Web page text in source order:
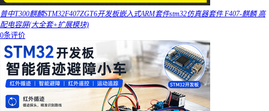
普中T300麒麟STM32F407ZGT6开发板嵌入式ARM套件stm32仿真器套件 F407-麒麟 高
配电容屏(大全套+扩展模块)
0条评价